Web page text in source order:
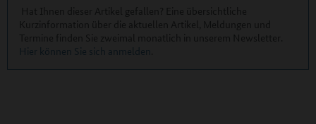
Hier können Sie sich anmelden